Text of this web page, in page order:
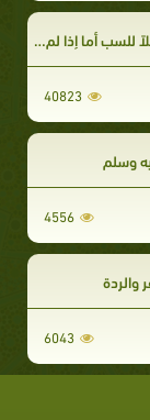
له فإنه يفسق فقط ولا يكفر
40823
وسلم
4556
والردة
6043